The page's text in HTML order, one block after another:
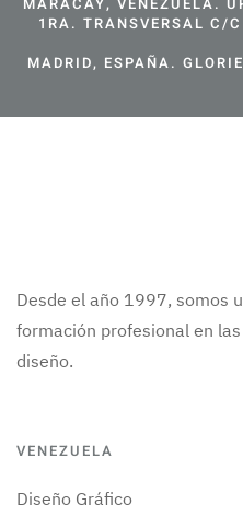
1RA. TRANSVERSAL C/
MADRID, ESPAÑA.
Desde el año 1997, somos
formación profesional en
diseño.
VENEZUELA
Diseño Gráfico